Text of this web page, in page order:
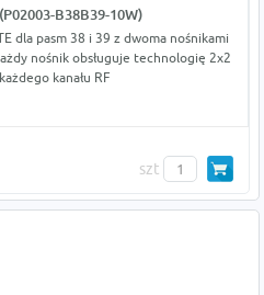
B38B39-10W)
dla pasm 38 i 39 z dwoma nośnikami
nośnik obsługuje technologię 2x2
kanału RF
szt